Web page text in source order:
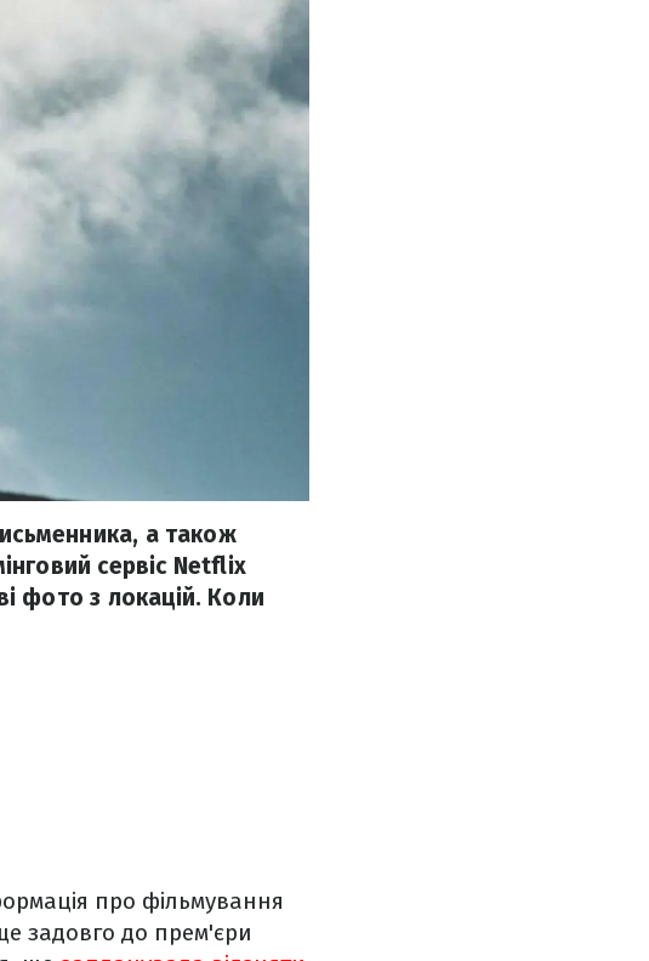
а також
сервіс Netflix
фото з локацій. Коли
про фільмування
задовго до прем'єри